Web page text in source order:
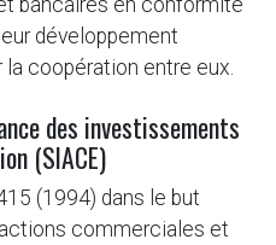
bancaires en conformité
développement
coopération entre eux.
des investissements
(SIACE)
(1994) dans le but
commerciales et